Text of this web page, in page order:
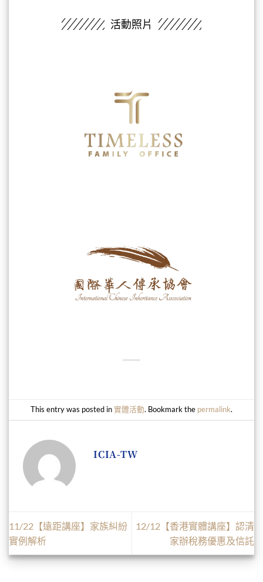
活動照片
This entry was posted in實體活動. Bookmark the permalink.
ICIA-TW
11/22【遠距講座】家族糾紛
實例解析
12/12【香港實體講座】認清
家辦稅務優惠及信託